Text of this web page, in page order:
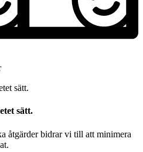
sätt.
åtgärder bidrar vi till att minimera